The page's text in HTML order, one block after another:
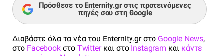
Πρόσθεσε το Enternity.gr στις προτεινόμενες
πηγές σου στη Google
Διαβάστε όλα τα νέα του Enternity.gr στο Google News,
στο Facebook στο Twitterκαι στο Instagram και κάντε